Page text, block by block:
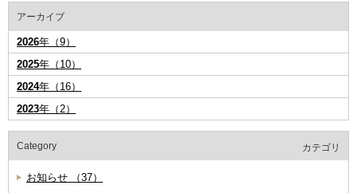
アーカイブ
2026年（9）
2025年（10）
2024年（16）
2023年（2）
Category カテゴリ
お知らせ （37）